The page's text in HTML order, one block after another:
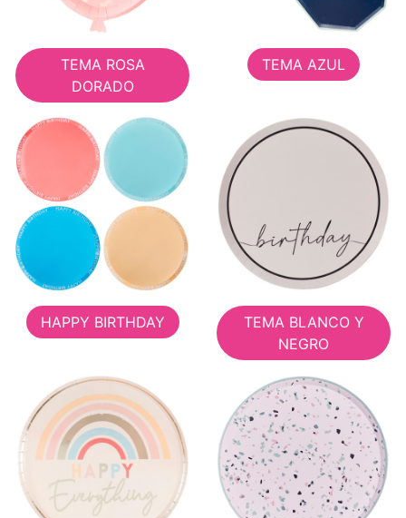
TEMA ROSA
DORADO
TEMA AZUL
HAPPY BIRTHDAY
TEMA BLANCO Y
NEGRO